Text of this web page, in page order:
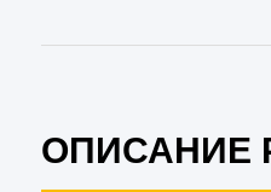
ОПИСАНИЕ